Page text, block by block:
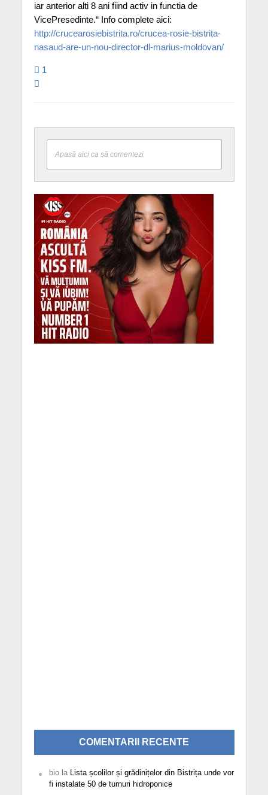
iar anterior alti 8 ani fiind activ in functia de
VicePresedinte.“ Info complete aici:
http://crucearosiebistrita.ro/crucea-rosie-bistrita-
nasaud-are-un-nou-director-dl-marius-moldovan/
1
Apasă aici ca să comentezi
COMENTARII RECENTE
biola Lista școlilor și grădinițelor din Bistrița unde vor
fi instalate 50 de turnuri hidroponice